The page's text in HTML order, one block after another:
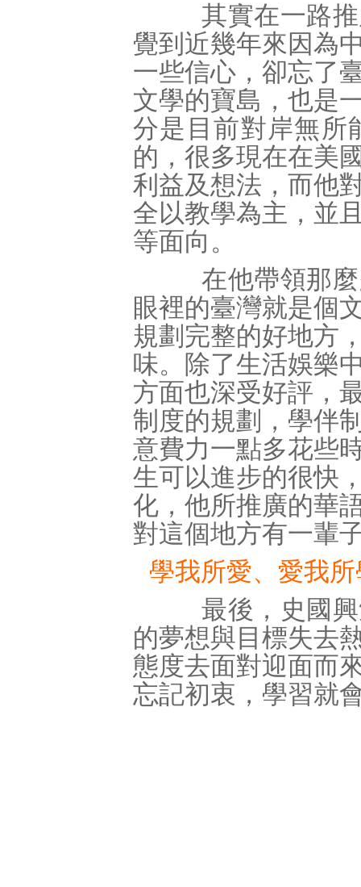
其實在一路推
覺到近幾年來因為
一些信心，卻忘了
文學的寶島，也是
分是目前對岸無所
的，很多現在在美
利益及想法，而他
全以教學為主，並
等面向。
在他帶領那麼
眼裡的臺灣就是個
規劃完整的好地方
味。除了生活娛樂
方面也深受好評，
制度的規劃，學伴
意費力一點多花些
生可以進步的很快
化，他所推廣的華
對這個地方有一輩
學我所愛、愛我
最後，史國興
的夢想與目標失去
態度去面對迎面而
忘記初衷，學習就